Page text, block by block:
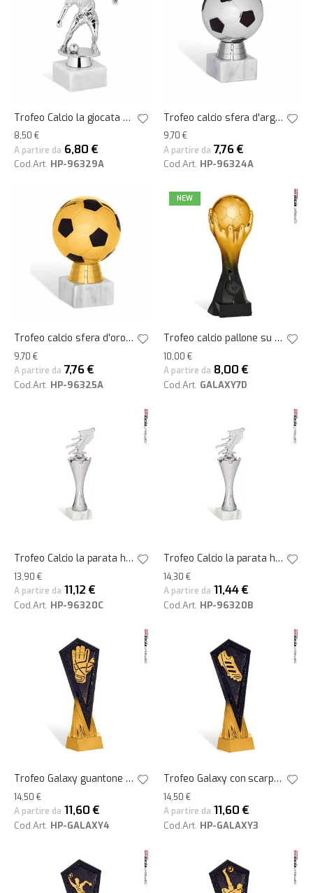
Trofeo Calcio la giocata su base h15
8,50 €
A partire da 6,80 €
Cod.Art. HP-96329A
Trofeo calcio sfera d'argento h13,5
9,70 €
A partire da 7,76 €
Cod.Art. HP-96324A
Trofeo calcio sfera d'oro h13,5
9,70 €
A partire da 7,76 €
Cod.Art. HP-96325A
NEW
Trofeo calcio pallone su mani nero-oro h15
10,00 €
A partire da 8,00 €
Cod.Art. GALAXY7D
Trofeo Calcio la parata h28
13,90 €
A partire da 11,12 €
Cod.Art. HP-96320C
Trofeo Calcio la parata h30
14,30 €
A partire da 11,44 €
Cod.Art. HP-96320B
Trofeo Galaxy guantone portiere 28h
14,50 €
A partire da 11,60 €
Cod.Art. HP-GALAXY4
Trofeo Galaxy con scarpa da calcio 28h
14,50 €
A partire da 11,60 €
Cod.Art. HP-GALAXY3